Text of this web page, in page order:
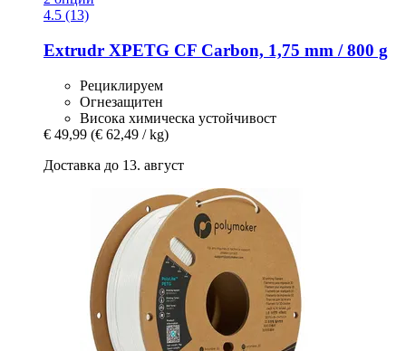
4.5 (13)
Extrudr XPETG CF Carbon, 1,75 mm / 800 g
Рециклируем
Огнезащитен
Висока химическа устойчивост
€ 49,99 (€ 62,49 / kg)
Доставка до 13. август